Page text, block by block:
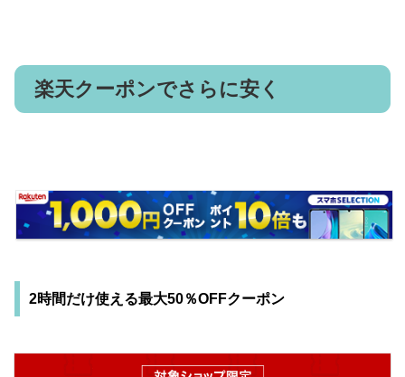
楽天クーポンでさらに安く
2時間だけ使える最大50％OFFクーポン